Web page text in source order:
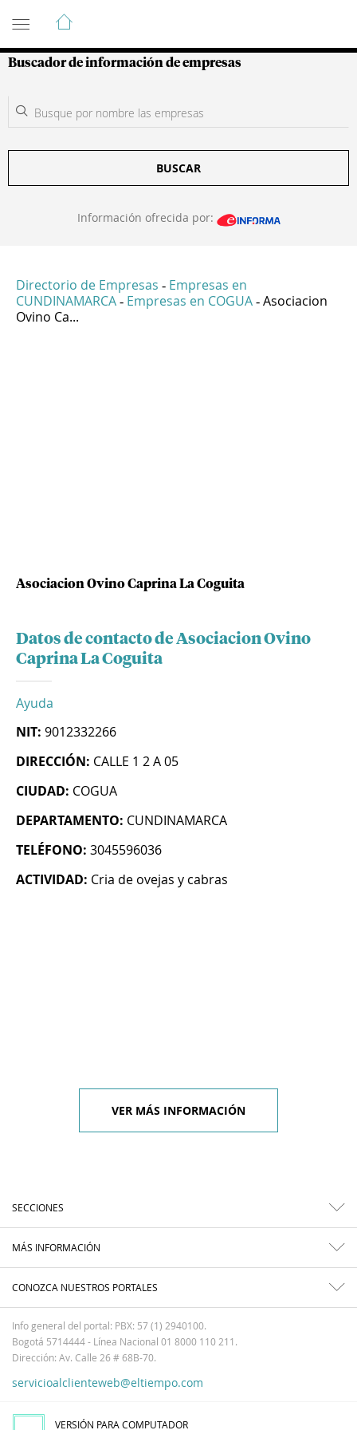
Guía de Empresas Colombianas
Buscador de información de empresas
BUSCAR
Información ofrecida por:
Directorio de Empresas - Empresas en
CUNDINAMARCA - Empresas en COGUA - Asociacion
Ovino Ca...
Asociacion Ovino Caprina La Coguita
Datos de contacto de Asociacion Ovino
Caprina La Coguita
Ayuda
NIT: 9012332266
DIRECCIÓN: CALLE 1 2 A 05
CIUDAD: COGUA
DEPARTAMENTO: CUNDINAMARCA
TELÉFONO: 3045596036
ACTIVIDAD: Cria de ovejas y cabras
VER MÁS INFORMACIÓN
SECCIONES
MÁS INFORMACIÓN
CONOZCA NUESTROS PORTALES
Info general del portal: PBX: 57 (1) 2940100.
Bogotá 5714444 - Línea Nacional 01 8000 110 211.
Dirección: Av. Calle 26 # 68B-70.
servicioalclienteweb@eltiempo.com
VERSIÓN PARA COMPUTADOR